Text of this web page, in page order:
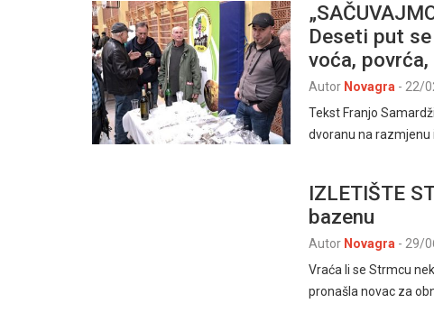
Deseti put
voća,
Autor Novagra - 22/
Tekst Franjo
dvoranu na razmjenu
IZLETIŠTE
bazenu
Autor Novagra - 29/
Vraća li se Strmcu
pronašla novac za